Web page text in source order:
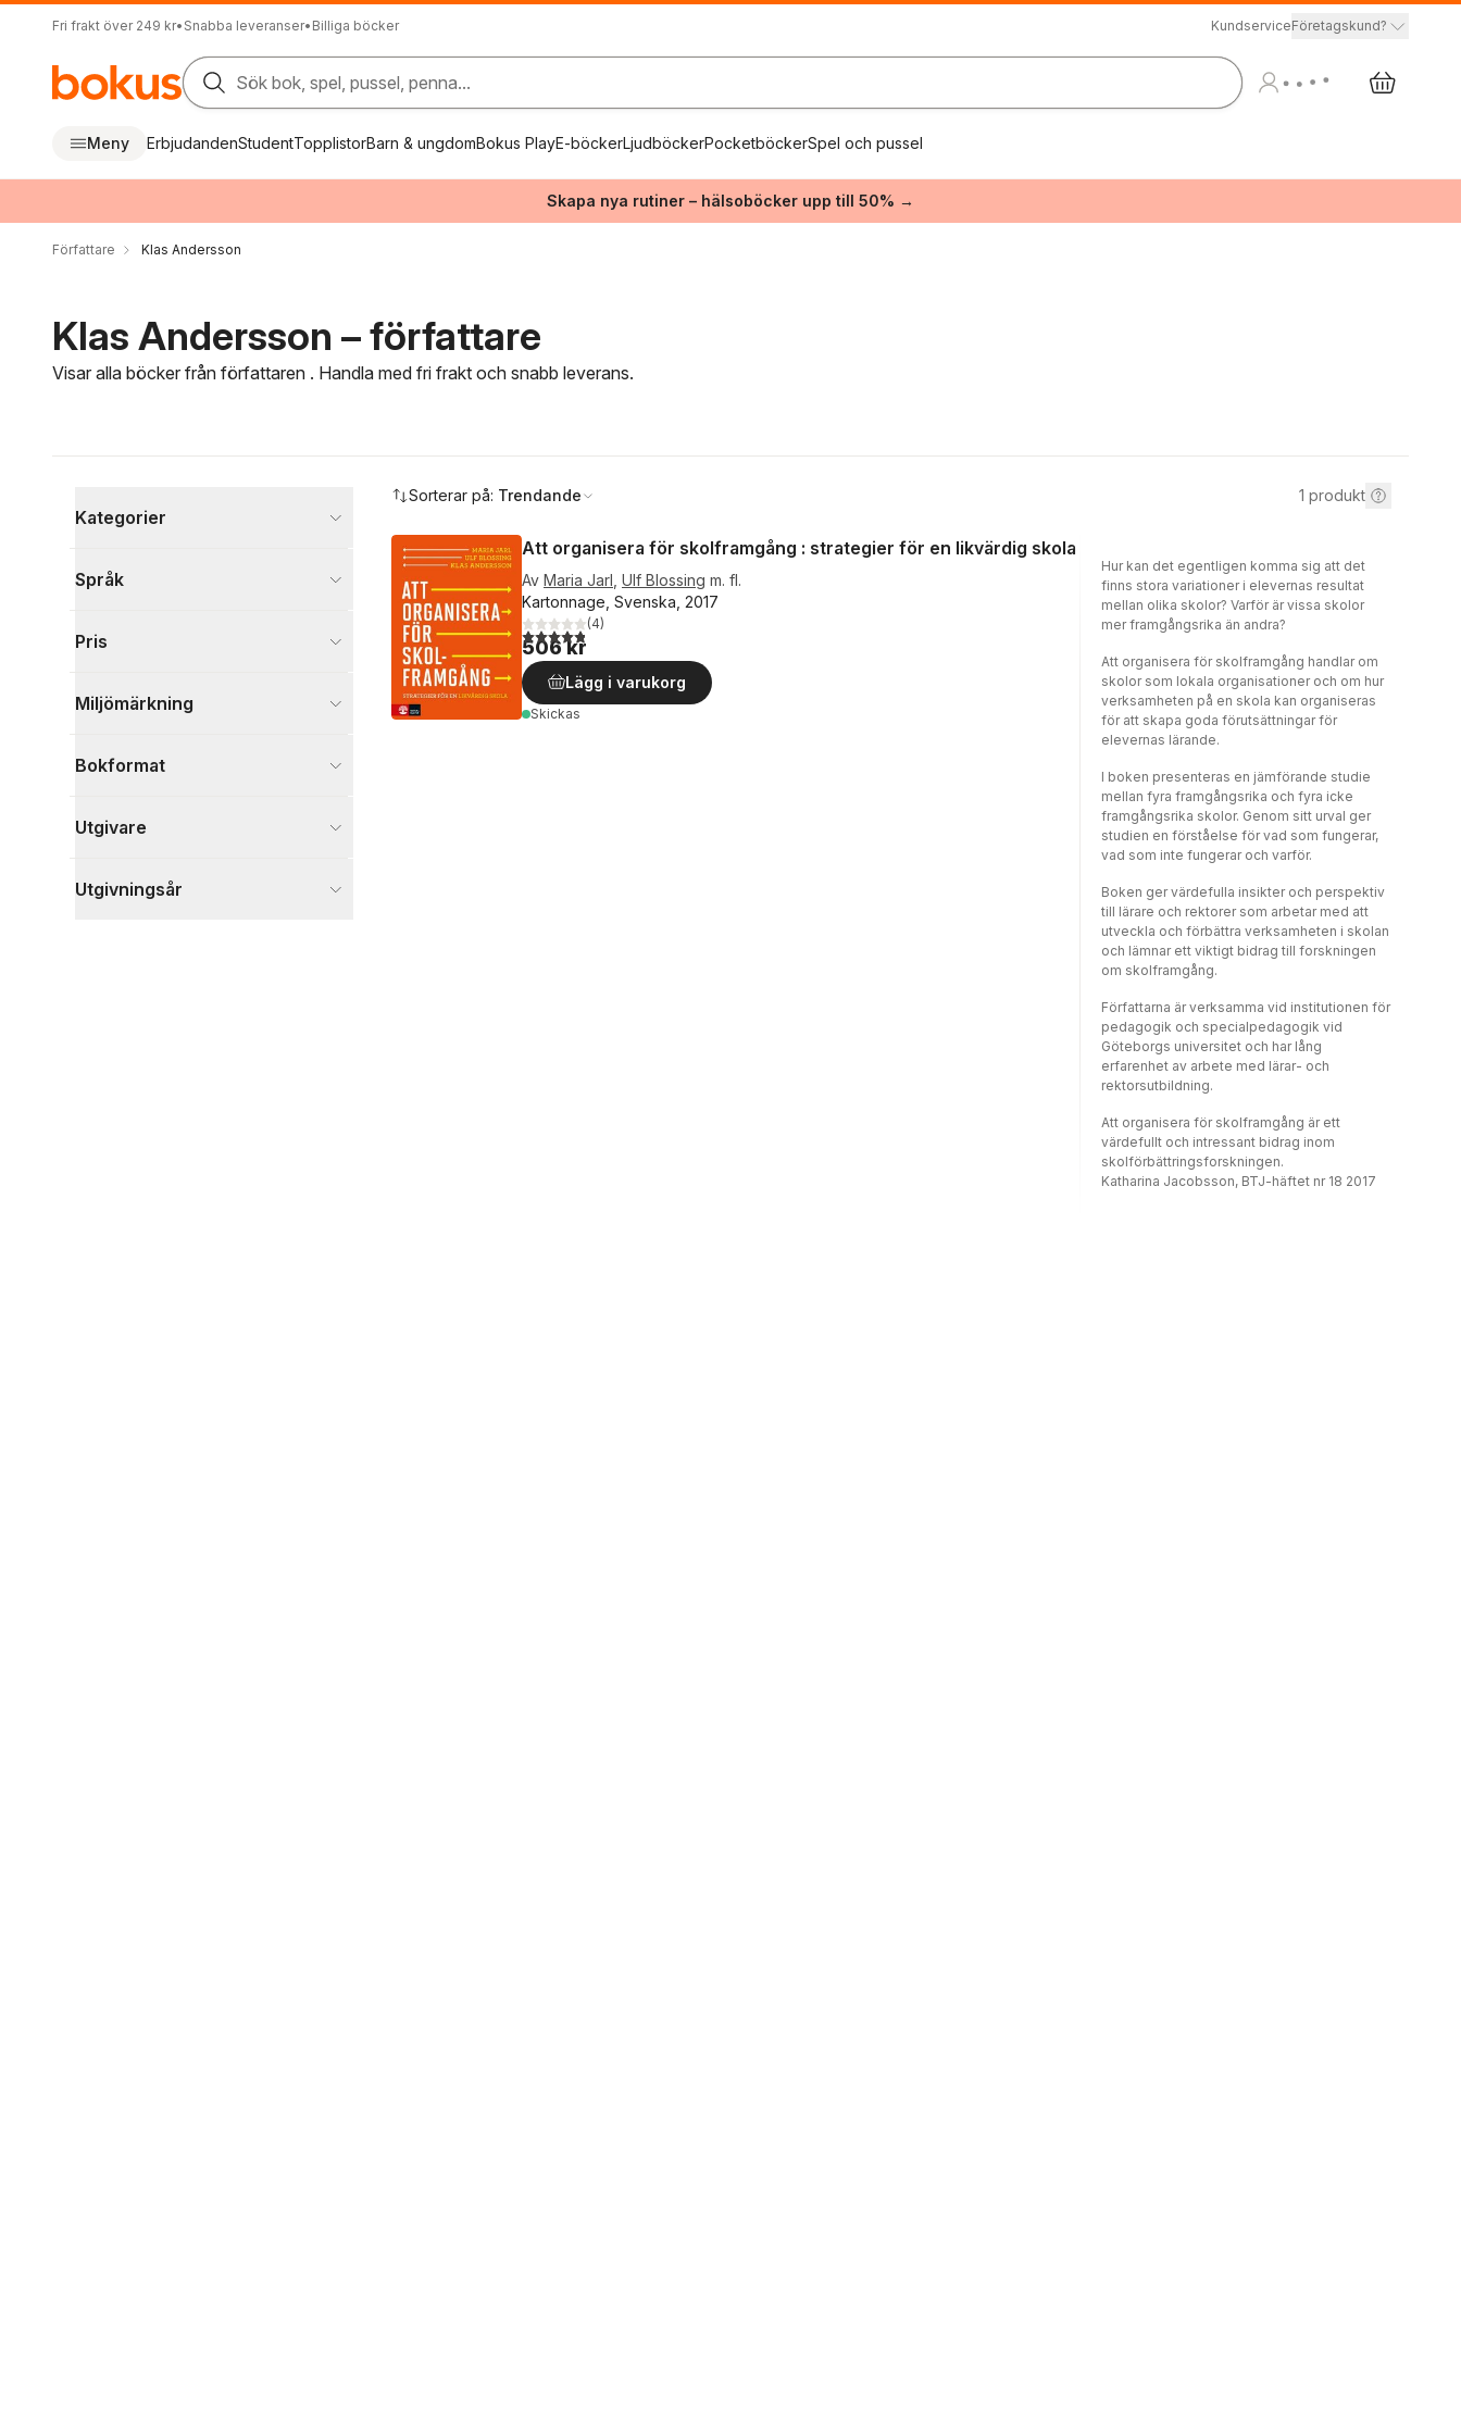
Fri frakt över 249 kr• Snabba leveranser• Billiga böcker KundserviceFöretagskund?
Sök bok, spel, pussel, penna...
Meny ErbjudandenStudentTopplistorBarn & ungdomBokus PlayE-böckerLjudböckerPocketböckerSpel och pussel
Skapa nya rutiner – hälsoböcker upp till 50% →
Författare Klas Andersson
Klas Andersson – författare
Visar alla böcker från författaren . Handla med fri frakt och snabb leverans.
Kategorier
Visa fler
Språk
Pris
Miljömärkning
Bokformat
Utgivare
Utgivningsår
Sorterar på: Trendande 1 produkt
Att organisera för skolframgång : strategier för en likvärdig skola
Av Maria Jarl Ulf Blossing m. fl.
Kartonnage, Svenska, 2017
4,8utav 5 stjärnor. Totalt antal röster:
(4)
506 kr
Lägg i varukorg
Skickas
Hur kan det egentligen komma sig att det
finns stora variationer i elevernas resultat
mellan olika skolor? Varför är vissa skolor
mer framgångsrika än andra?
Att organisera för skolframgång handlar om
skolor som lokala organisationer och om hur
verksamheten på en skola kan organiseras
för att skapa goda förutsättningar för
elevernas lärande.
I boken presenteras en jämförande studie
mellan fyra framgångsrika och fyra icke
framgångsrika skolor. Genom sitt urval ger
studien en förståelse för vad som fungerar,
vad som inte fungerar och varför.
Boken ger värdefulla insikter och perspektiv
till lärare och rektorer som arbetar med att
utveckla och förbättra verksamheten i skolan
och lämnar ett viktigt bidrag till forskningen
om skolframgång.
Författarna är verksamma vid institutionen för
pedagogik och specialpedagogik vid
Göteborgs universitet och har lång
erfarenhet av arbete med lärar- och
rektorsutbildning.
Att organisera för skolframgång är ett
värdefullt och intressant bidrag inom
skolförbättringsforskningen.
Katharina Jacobsson, BTJ-häftet nr 18 2017